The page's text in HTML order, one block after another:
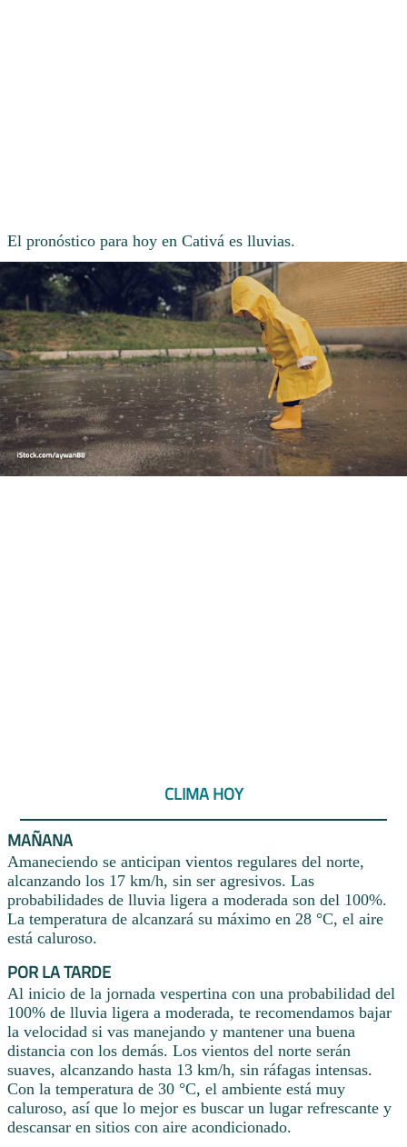
El pronóstico para hoy en Cativá es lluvias.
CLIMA HOY
MAÑANA
Amaneciendo se anticipan vientos regulares del norte,
alcanzando los 17 km/h, sin ser agresivos. Las
probabilidades de lluvia ligera a moderada son del 100%.
La temperatura de alcanzará su máximo en 28 °C, el aire
está caluroso.
POR LA TARDE
Al inicio de la jornada vespertina con una probabilidad del
100% de lluvia ligera a moderada, te recomendamos bajar
la velocidad si vas manejando y mantener una buena
distancia con los demás. Los vientos del norte serán
suaves, alcanzando hasta 13 km/h, sin ráfagas intensas.
Con la temperatura de 30 °C, el ambiente está muy
caluroso, así que lo mejor es buscar un lugar refrescante y
descansar en sitios con aire acondicionado.